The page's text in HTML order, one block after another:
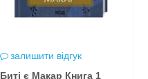
залишити відгук
Биті є Макар Книга 1